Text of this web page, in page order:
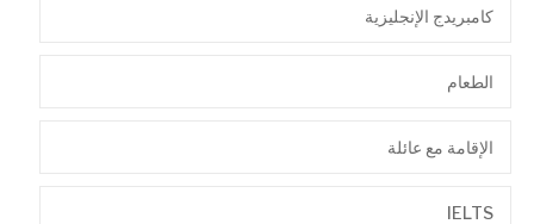
كامبريدج الإنجليزية
الطعام
الإقامة مع عائلة
IELTS